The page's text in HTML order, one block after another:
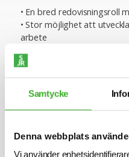
Samtycke
Denna webbplats
Vi använder
• En bred redovisningsroll
• Stor möjlighet att
arbete
• Flexibel arbetsmiljö där
distans kombineras med
nyrenoverade lokaler vid
Om företaget
Bra chefer och ett gott
samhällen utvecklas. Vill
Sverige ska ha världens